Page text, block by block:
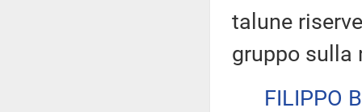
talune
gruppo sulla
FILIPPO